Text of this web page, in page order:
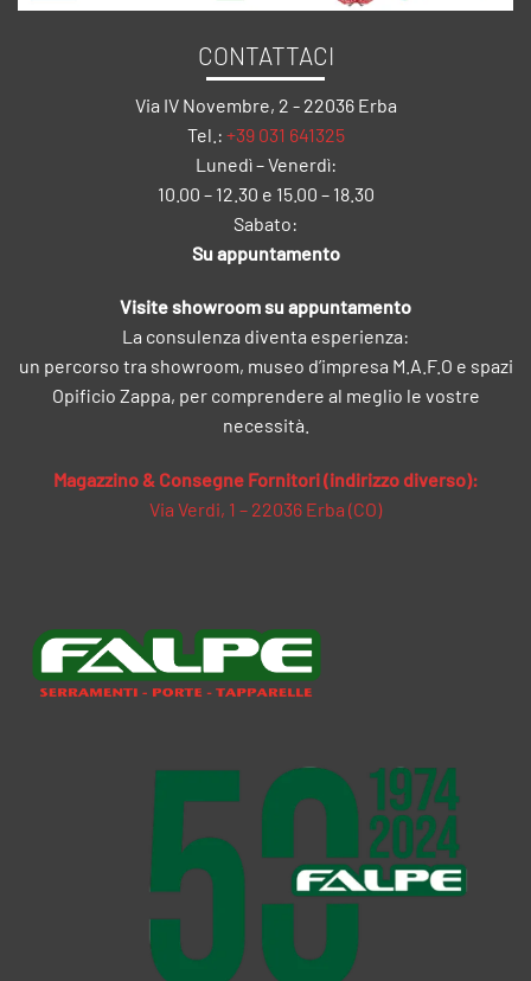
CONTATTACI
Via IV Novembre, 2 - 22036 Erba
Tel.: +39 031 641325
Lunedì – Venerdì:
10.00 – 12.30 e 15.00 – 18.30
Sabato:
Su appuntamento
Visite showroom su appuntamento
La consulenza diventa esperienza:
un percorso tra showroom, museo d’impresa M.A.F.O e spazi
Opificio Zappa, per comprendere al meglio le vostre
necessità.
Magazzino & Consegne Fornitori (indirizzo diverso):
Via Verdi, 1 – 22036 Erba (CO)